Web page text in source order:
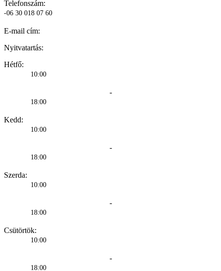
Telefonszám:
-06 30 018 07 60
E-mail cím:
Nyitvatartás:
Hétfő:
10:00
-
18:00
Kedd:
10:00
-
18:00
Szerda:
10:00
-
18:00
Csütörtök:
10:00
-
18:00